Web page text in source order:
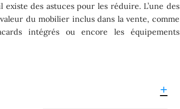
des astuces pour les réduire. L’une des
du mobilier inclus dans la vente, comme
intégrés ou encore les équipements